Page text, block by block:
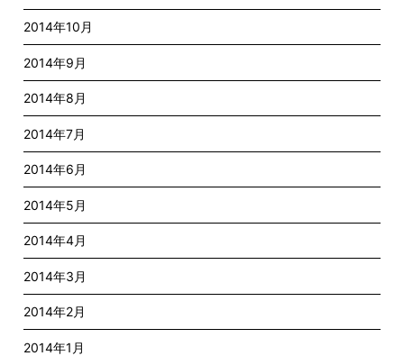
2014年10月
2014年9月
2014年8月
2014年7月
2014年6月
2014年5月
2014年4月
2014年3月
2014年2月
2014年1月